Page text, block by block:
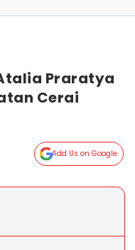
Praratya
Cerai
Add Us on Google